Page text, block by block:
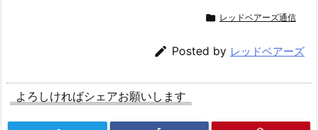
 レッドベアーズ通信
 Posted by レッドベアーズ
よろしければシェアお願いします